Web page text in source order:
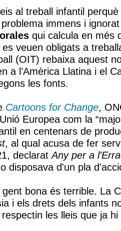
al treball infantil
immens i
qui calcula en més
veuen obligats a
(OIT) rebaixa aquest
a l’Amèrica Llatina i el
les fonts.
Cartoons for Change,
Europea com la
en centenars de
, al qual acusa de fer
declaratAny per a
disposava d'un pla
gent bona és terrible. La
i els drets dels infants
les lleis que ja